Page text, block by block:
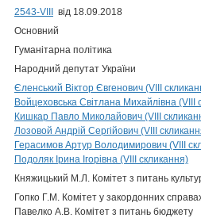
2543-VIII
від 18.09.2018
Основний
Гуманітарна політика
Народний депутат України
Єленський Віктор Євгенович (VIII
Войцеховська Світлана Михайлівна (VIII
Кишкар Павло Миколайович (VIII
Лозовой Андрій Сергійович (VIII
Герасимов Артур Володимирович (VIII
Подоляк Ірина Ігорівна (VIII скликання)
Княжицький М.Л. Комітет з питань
Гопко Г.М. Комітет у закордонних
Павелко А.В. Комітет з питань бюджету